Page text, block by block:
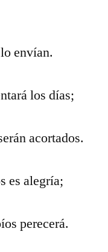
envían.
los días;
acortados.
es alegría;
perecerá.